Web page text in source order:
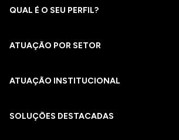
QUAL É O SEU PERFIL?
ATUAÇÃO POR SETOR
ATUAÇÃO INSTITUCIONAL
SOLUÇÕES DESTACADAS